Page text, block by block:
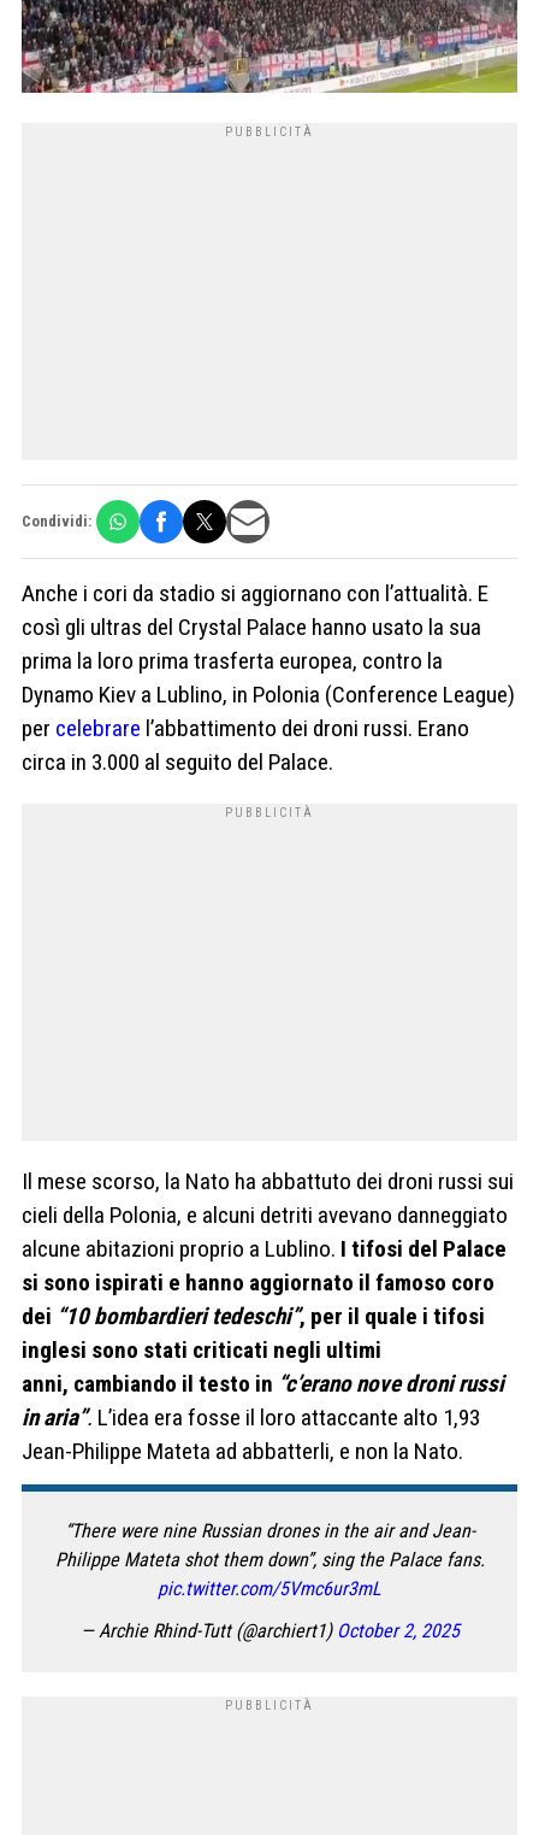
Condividi:
Anche i cori da stadio si aggiornano con l’attualità. E
così gli ultras del Crystal Palace hanno usato la sua
prima la loro prima trasferta europea, contro la
Dynamo Kiev a Lublino, in Polonia (Conference League)
per celebrare l’abbattimento dei droni russi. Erano
circa in 3.000 al seguito del Palace.
Il mese scorso, la Nato ha abbattuto dei droni russi sui
cieli della Polonia, e alcuni detriti avevano danneggiato
alcune abitazioni proprio a Lublino. I tifosi del Palace
si sono ispirati e hanno aggiornato il famoso coro
dei “10 bombardieri tedeschi”, per il quale i tifosi
inglesi sono stati criticati negli ultimi
anni, cambiando il testo in “c’erano nove droni russi
in aria”. L’idea era fosse il loro attaccante alto 1,93
Jean-Philippe Mateta ad abbatterli, e non la Nato.
“There were nine Russian drones in the air and Jean-
Philippe Mateta shot them down”, sing the Palace fans.
pic.twitter.com/5Vmc6ur3mL
— Archie Rhind-Tutt (@archiert1) October 2, 2025